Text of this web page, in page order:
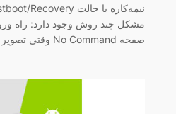
مشکل چند روش وجود دارد: راه
صفحه No Command وقتی تصویر آدمک…